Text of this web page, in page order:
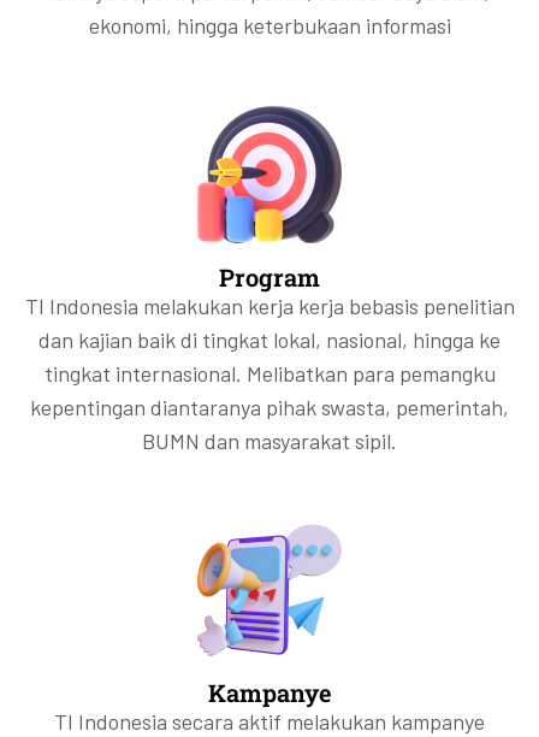
ekonomi, hingga keterbukaan informasi
Program
TI Indonesia melakukan kerja kerja bebasis penelitian
dan kajian baik di tingkat lokal, nasional, hingga ke
tingkat internasional. Melibatkan para pemangku
kepentingan diantaranya pihak swasta, pemerintah,
BUMN dan masyarakat sipil.
Kampanye
TI Indonesia secara aktif melakukan kampanye